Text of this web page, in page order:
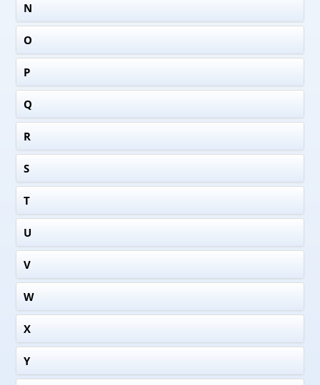
N
O
P
Q
R
S
T
U
V
W
X
Y